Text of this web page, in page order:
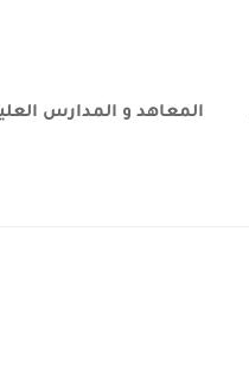
المعاهد و المدارس